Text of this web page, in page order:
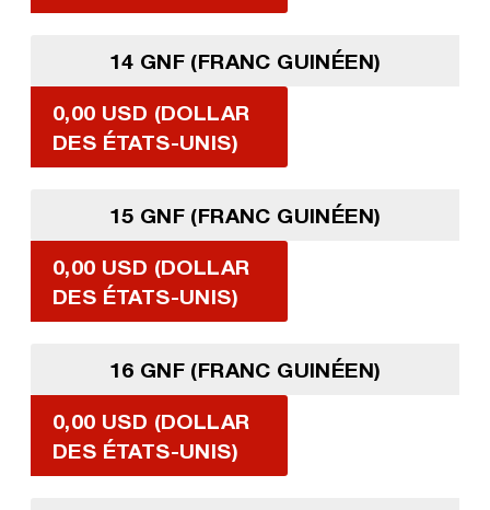
14 GNF (FRANC GUINÉEN)
0,00 USD (DOLLAR
DES ÉTATS-UNIS)
15 GNF (FRANC GUINÉEN)
0,00 USD (DOLLAR
DES ÉTATS-UNIS)
16 GNF (FRANC GUINÉEN)
0,00 USD (DOLLAR
DES ÉTATS-UNIS)